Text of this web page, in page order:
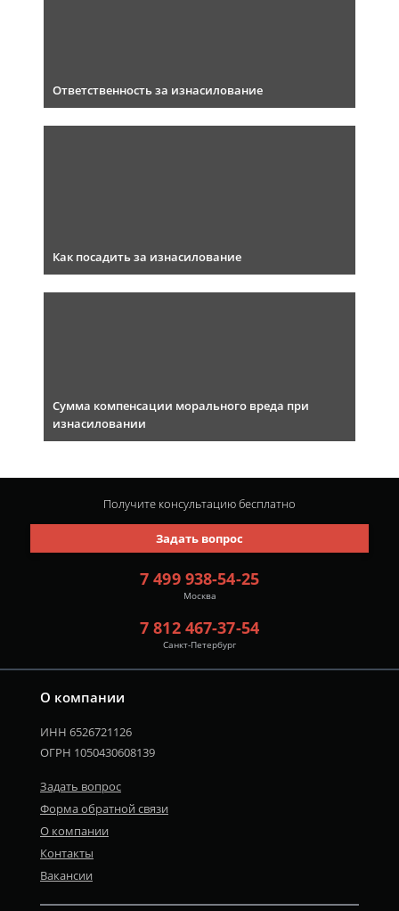
Ответственность за изнасилование
Как посадить за изнасилование
Сумма компенсации морального вреда при
изнасиловании
О компании
ИНН 6526721126
ОГРН 1050430608139
Задать вопрос
Форма обратной связи
О компании
Контакты
Вакансии
7 499 938-54-25
Москва
7 812 467-37-54
Санкт-Петербург
Задать вопрос
Получите консультациюбесплатно